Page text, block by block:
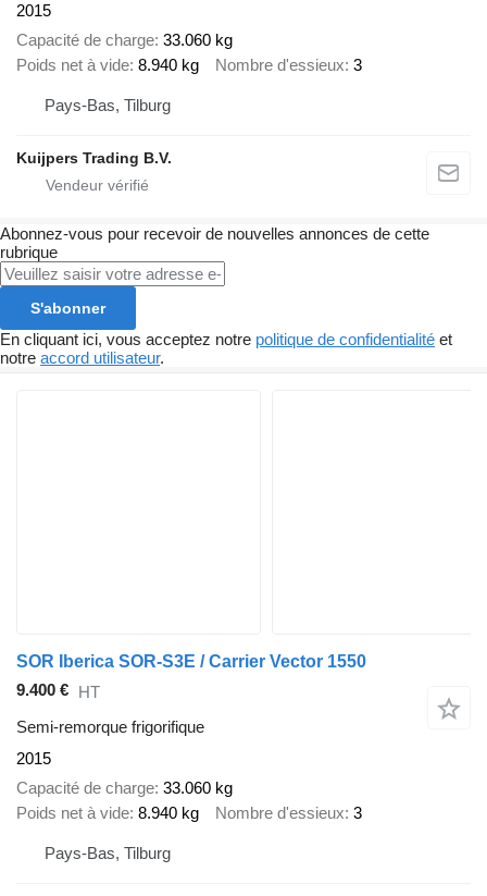
2015
Capacité de charge 33.060 kg
Poids net à vide 8.940 kg Nombre d'essieux 3
Pays-Bas, Tilburg
Kuijpers Trading B.V.
Abonnez-vous pour recevoir de nouvelles annonces de cette
rubrique
S'abonner
En cliquant ici, vous acceptez notre politique de confidentialité et
notre accord utilisateur.
SOR Iberica SOR-S3E / Carrier Vector 1550
9.400 € HT
Semi-remorque frigorifique
2015
Capacité de charge 33.060 kg
Poids net à vide 8.940 kg Nombre d'essieux 3
Pays-Bas, Tilburg